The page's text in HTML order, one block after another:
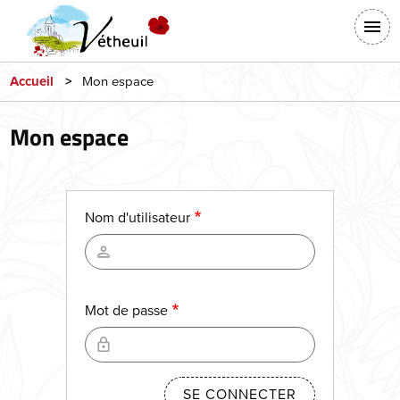
tête
Accueil Mon espace
Mon espace
Nom d'utilisateur
Mot de passe
SE CONNECTER